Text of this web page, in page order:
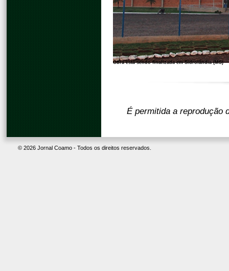
Obra está sendo finalizada em Sidrolândia (MS)
É permitida a reprodução
© 2026 Jornal Coamo - Todos os direitos reservados.